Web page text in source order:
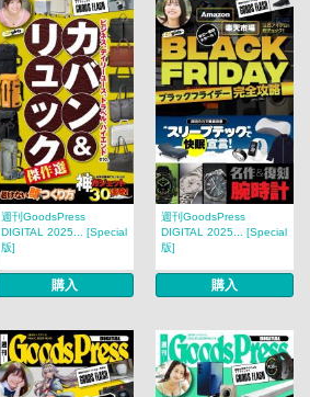
週刊GoodsPress
DIGITAL 2025... [Special
版]
購入
週刊GoodsPress
DIGITAL 2025... [Special
版]
購入